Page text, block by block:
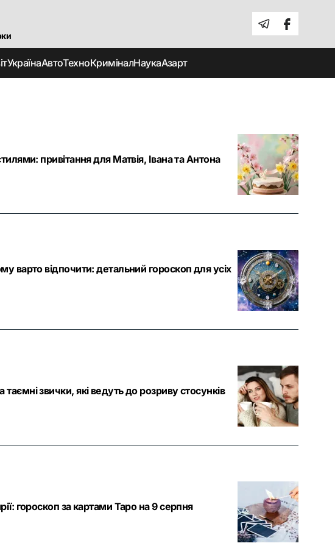
УкраїнаАвтоТехноКриміналНаукаАзарт
привітання для Матвія, Івана та Антона
варто відпочити: детальний гороскоп для усіх
звички, які ведуть до розриву стосунків
гороскоп за картами Таро на 9 серпня